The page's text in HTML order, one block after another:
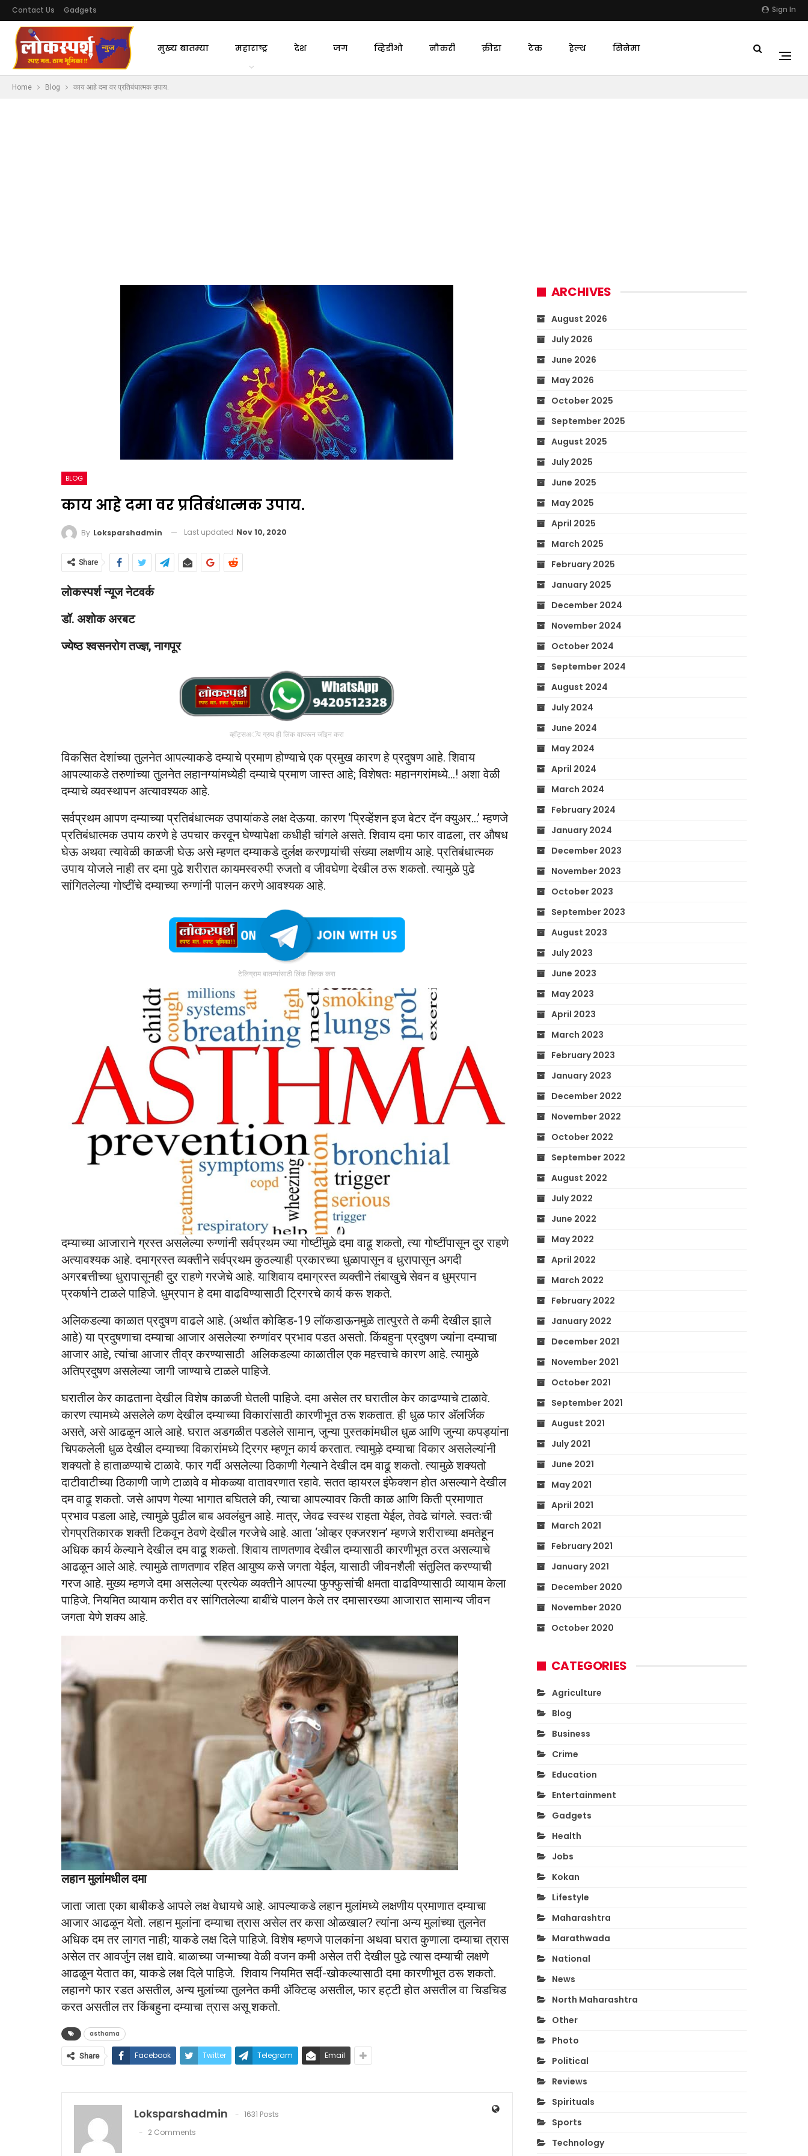
Sign In
Contact Us Gadgets
मुख्य बातम्या महाराष्ट्र देश जग व्हिडीओ नौकरी क्रीडा टेक हेल्थ सिनेमा
Home Blog काय आहे दमा वर प्रतिबंधात्मक उपाय.
BLOG
काय आहे दमा वर प्रतिबंधात्मक उपाय.
By Loksparshadmin Last updated Nov 10, 2020
Share
लोकस्पर्श न्यूज नेटवर्क
डॉ. अशोक अरबट
ज्येष्ठ श्‍वसनरोग तज्ज्ञ, नागपूर
व्हॉट्सअॅप ग्रुप ही लिंक वापरून जॉइन करा
विकसित देशांच्या तुलनेत आपल्याकडे दम्याचे प्रमाण होण्याचे एक प्रमुख कारण हे प्रदुषण आहे. शिवाय
आपल्याकडे तरुणांच्या तुलनेत लहानग्यांमध्येही दम्याचे प्रमाण जास्त आहे; विशेषतः महानगरांमध्ये…! अशा वेळी
दम्याचे व्यवस्थापन अत्यावश्यक आहे.
सर्वप्रथम आपण दम्याच्या प्रतिबंधात्मक उपायांकडे लक्ष देऊया. कारण ‘प्रिव्हेंशन इज बेटर दॅन क्युअर…’ म्हणजे
प्रतिबंधात्मक उपाय करणे हे उपचार करवून घेण्यापेक्षा कधीही चांगले असते. शिवाय दमा फार वाढला, तर औषध
घेऊ अथवा त्यावेळी काळजी घेऊ असे म्हणत दम्याकडे दुर्लक्ष करणार्‍यांची संख्या लक्षणीय आहे. प्रतिबंधात्मक
उपाय योजले नाही तर दमा पुढे शरीरात कायमस्वरुपी रुजतो व जीवघेणा देखील ठरू शकतो. त्यामुळे पुढे
सांगितलेल्या गोष्टींचे दम्याच्या रुग्णांनी पालन करणे आवश्यक आहे.
टेलिग्राम बातम्यांसाठी लिंक क्लिक करा
दम्याच्या आजाराने ग्रस्त असलेल्या रुग्णांनी सर्वप्रथम ज्या गोष्टींमुळे दमा वाढू शकतो, त्या गोष्टींपासून दुर राहणे
अत्यावश्यक आहे. दमाग्रस्त व्यक्तीने सर्वप्रथम कुठल्याही प्रकारच्या धुळापासून व धुरापासून अगदी
अगरबत्तीच्या धुरापासूनही दुर राहणे गरजेचे आहे. याशिवाय दमाग्रस्त व्यक्तीने तंबाखुचे सेवन व धुम्रपान
प्रकर्षाने टाळले पाहिजे. धुम्रपान हे दमा वाढविण्यासाठी ट्रिगरचे कार्य करू शकते.
अलिकडल्या काळात प्रदुषण वाढले आहे. (अर्थात कोव्हिड-19 लॉकडाऊनमुळे तात्पुरते ते कमी देखील झाले
आहे) या प्रदुषणाचा दम्याचा आजार असलेल्या रुग्णांवर प्रभाव पडत असतो. किंबहुना प्रदुषण ज्यांना दम्याचा
आजार आहे, त्यांचा आजार तीव्र करण्यासाठी अलिकडल्या काळातील एक महत्त्वाचे कारण आहे. त्यामुळे
अतिप्रदुषण असलेल्या जागी जाण्याचे टाळले पाहिजे.
घरातील केर काढताना देखील विशेष काळजी घेतली पाहिजे. दमा असेल तर घरातील केर काढण्याचे टाळावे.
कारण त्यामध्ये असलेले कण देखील दम्याच्या विकारांसाठी कारणीभूत ठरू शकतात. ही धुळ फार अ‍ॅलर्जिक
असते, असे आढळून आले आहे. घरात अडगळीत पडलेले सामान, जुन्या पुस्तकांमधील धुळ आणि जुन्या कपड्यांना
चिपकलेली धुळ देखील दम्याच्या विकारांमध्ये ट्रिगर म्हणून कार्य करतात. त्यामुळे़ दम्याचा विकार असलेल्यांनी
शक्यतो हे हाताळण्याचे टाळावे. फार गर्दी असलेल्या ठिकाणी गेल्याने देखील दम वाढू शकतो. त्यामुळे शक्यतो
दाटीवाटीच्या ठिकाणी जाणे टाळावे व मोकळ्या वातावरणात रहावे. सतत व्हायरल इंफेक्शन होत असल्याने देखील
दम वाढू शकतो. जसे आपण गेल्या भागात बघितले की, त्याचा आपल्यावर किती काळ आणि किती प्रमाणात
प्रभाव पडला आहे, त्यामुळे पुढील बाब अवलंबुन आहे. मात्र, जेवढ स्वस्थ राहता येईल, तेवढे चांगले. स्वतःची
रोगप्रतिकारक शक्ती टिकवून ठेवणे देखील गरजेचे आहे. आता ‘ओव्हर एक्जरशन’ म्हणजे शरीराच्या क्षमतेहून
अधिक कार्य केल्याने देखील दम वाढू शकतो. शिवाय ताणतणाव देखील दम्यासाठी कारणीभूत ठरत असल्याचे
आढळून आले आहे. त्यामुळे ताणतणाव रहित आयुष्य कसे जगता येईल, यासाठी जीवनशैली संतुलित करण्याची
गरज आहे. मुख्य म्हणजे दमा असलेल्या प्रत्येक व्यक्तीने आपल्या फुफ्फुसांची क्षमता वाढविण्यासाठी व्यायाम केला
पाहिजे. नियमित व्यायाम करीत वर सांगितलेल्या बाबींचे पालन केले तर दमासारख्या आजारात सामान्य जीवन
जगता येणे शक्य आहे.
लहान मुलांमधील दमा
जाता जाता एका बाबीकडे आपले लक्ष वेधायचे आहे. आपल्याकडे लहान मुलांमध्ये लक्षणीय प्रमाणात दम्याचा
आजार आढळून येतो. लहान मुलांना दम्याचा त्रास असेल तर कसा ओळखाल? त्यांना अन्य मुलांच्या तुलनेत
अधिक दम तर लागत नाही; याकडे लक्ष दिले पाहिजे. विशेष म्हणजे पालकांना अथवा घरात कुणाला दम्याचा त्रास
असेल तर आवर्जुन लक्ष द्यावे. बाळाच्या जन्माच्या वेळी वजन कमी असेल तरी देखील पुढे त्यास दम्याची लक्षणे
आढळून येतात का, याकडे लक्ष दिले पाहिजे. शिवाय नियमित सर्दी-खोकल्यासाठी दमा कारणीभूत ठरू शकतो.
लहानगे फार रडत असतील, अन्य मुलांच्या तुलनेत कमी अ‍ॅक्टिव्ह असतील, फार हट्टी होत असतील वा चिडचिड
करत असतील तर किंबहुना दम्याचा त्रास असू शकतो.
asthama
Share Facebook Twitter Telegram Email
Loksparshadmin
1631 Posts
2 Comments
ARCHIVES
August 2026
July 2026
June 2026
May 2026
October 2025
September 2025
August 2025
July 2025
June 2025
May 2025
April 2025
March 2025
February 2025
January 2025
December 2024
November 2024
October 2024
September 2024
August 2024
July 2024
June 2024
May 2024
April 2024
March 2024
February 2024
January 2024
December 2023
November 2023
October 2023
September 2023
August 2023
July 2023
June 2023
May 2023
April 2023
March 2023
February 2023
January 2023
December 2022
November 2022
October 2022
September 2022
August 2022
July 2022
June 2022
May 2022
April 2022
March 2022
February 2022
January 2022
December 2021
November 2021
October 2021
September 2021
August 2021
July 2021
June 2021
May 2021
April 2021
March 2021
February 2021
January 2021
December 2020
November 2020
October 2020
CATEGORIES
Agriculture
Blog
Business
Crime
Education
Entertainment
Gadgets
Health
Jobs
Kokan
Lifestyle
Maharashtra
Marathwada
National
News
North Maharashtra
Other
Photo
Political
Reviews
Spirituals
Sports
Technology